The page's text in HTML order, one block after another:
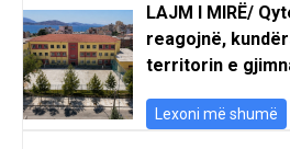
LAJM I MIRË/
reagojnë,
territorin e
Lexoni më shumë